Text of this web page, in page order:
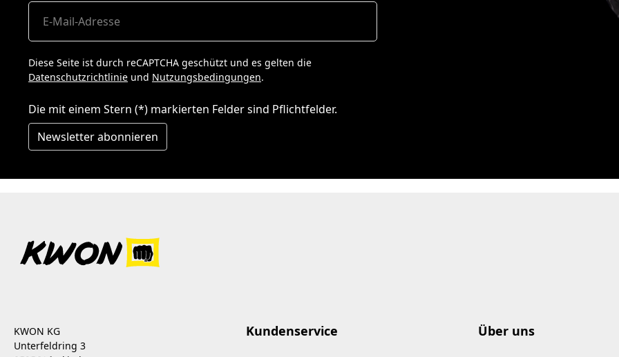
Diese Seite ist durch reCAPTCHA geschützt und es gelten die
Datenschutzrichtlinie und Nutzungsbedingungen.
Die mit einem Stern (*) markierten Felder sind Pflichtfelder.
Newsletter abonnieren
KWON KG
Unterfeldring 3
Kundenservice Über uns